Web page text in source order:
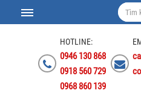
HOTLINE:
0946 130 868
0918 560 729
0968 860 139